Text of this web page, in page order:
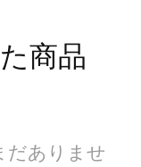
商品
だありませ